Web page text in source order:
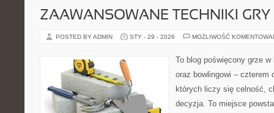
ZAAWANSOWANE TECHNIKI GRY
POSTED BY ADMIN STY - 29 - 2026 MOŻLIWOŚĆ
To blog poświęcony grze
oraz bowlingowi – czterem
których liczy się celność,
decyzja. To miejsce